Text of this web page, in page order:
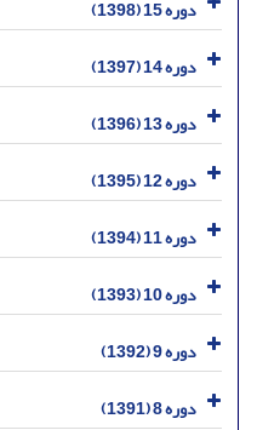
دوره 15 (1398)
دوره 14 (1397)
دوره 13 (1396)
دوره 12 (1395)
دوره 11 (1394)
دوره 10 (1393)
دوره 9 (1392)
دوره 8 (1391)